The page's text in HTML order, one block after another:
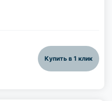
Купить в 1 клик